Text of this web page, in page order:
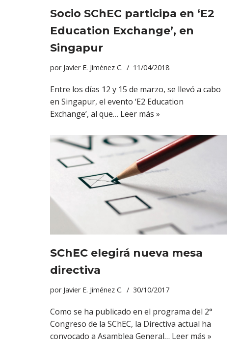
Socio SChEC participa en ‘E2
Education Exchange’, en
Singapur
por Javier E. Jiménez C. 11/04/2018
Entre los días 12 y 15 de marzo, se llevó a cabo
en Singapur, el evento ‘E2 Education
Exchange’, al que… Leer más »
SChEC elegirá nueva mesa
directiva
por Javier E. Jiménez C. 30/10/2017
Como se ha publicado en el programa del 2°
Congreso de la SChEC, la Directiva actual ha
convocado a Asamblea General… Leer más »